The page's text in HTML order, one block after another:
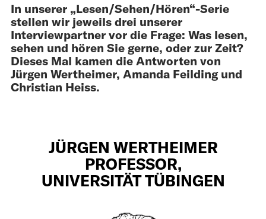
In unserer „Lesen/Sehen/Hören“-Serie
stellen wir jeweils drei unserer
Interviewpartner vor die Frage: Was lesen,
sehen und hören Sie gerne, oder zur Zeit?
Dieses Mal kamen die Antworten von
Jürgen Wertheimer, Amanda Feilding und
Christian Heiss.
JÜRGEN WERTHEIMER
PROFESSOR,
UNIVERSITÄT TÜBINGEN